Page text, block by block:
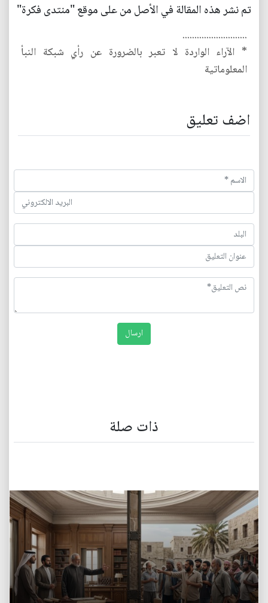
تم نشر هذه المقالة في الأصل من على موقع "منتدى فكرة"
...........................
* الآراء الواردة لا تعبر بالضرورة عن رأي شبكة النبأ
المعلوماتية
اضف تعليق
ذات صلة